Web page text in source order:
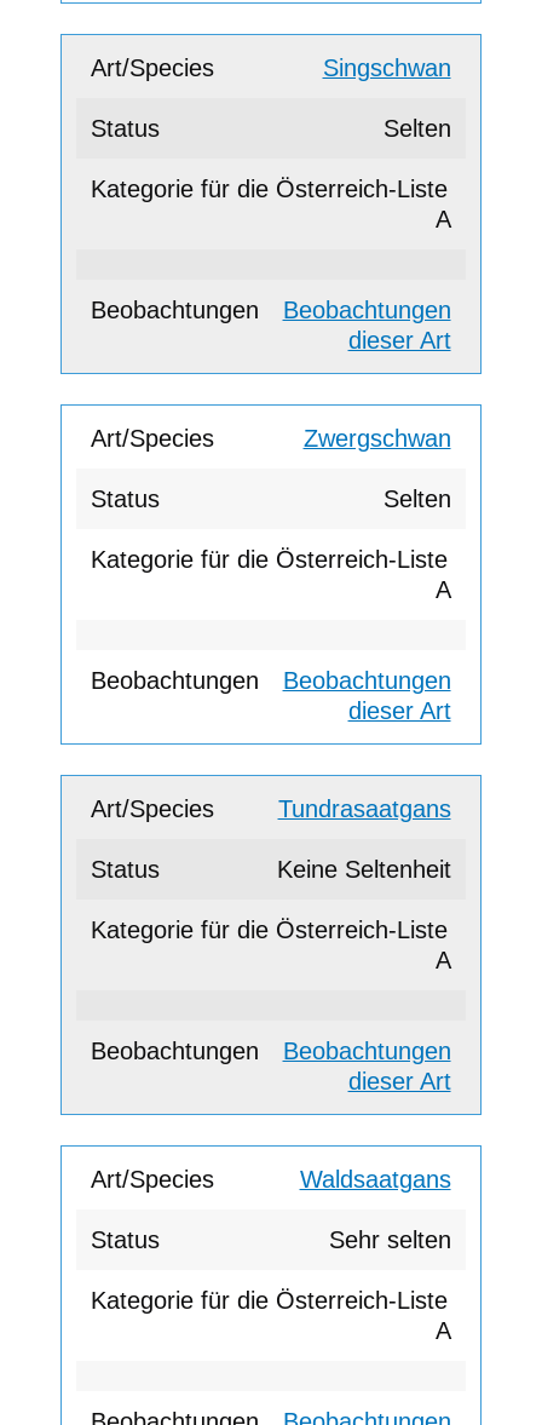
Singschwan
Selten
A
Beobachtungen
dieser Art
Zwergschwan
Selten
A
Beobachtungen
dieser Art
Tundrasaatgans
Keine Seltenheit
A
Beobachtungen
dieser Art
Waldsaatgans
Sehr selten
A